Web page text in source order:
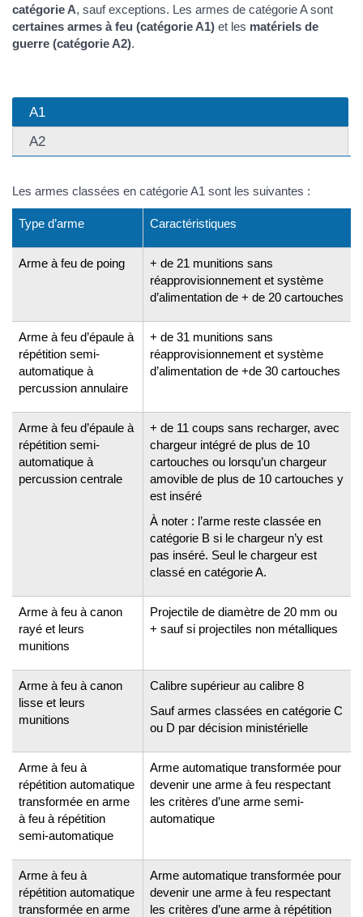
catégorie A, sauf exceptions. Les armes de catégorie A sont
certaines armes à feu (catégorie A1) et les matériels de
guerre (catégorie A2).
A1
A2
Les armes classées en catégorie A1 sont les suivantes :
Type d’arme Caractéristiques
Arme à feu de poing
+ de 21 munitions sans
réapprovisionnement et système
d’alimentation de + de 20 cartouches
Arme à feu d’épaule à
répétition semi-
automatique à
percussion annulaire
+ de 31 munitions sans
réapprovisionnement et système
d’alimentation de +de 30 cartouches
Arme à feu d’épaule à
répétition semi-
automatique à
percussion centrale
+ de 11 coups sans recharger, avec
chargeur intégré de plus de 10
cartouches ou lorsqu’un chargeur
amovible de plus de 10 cartouches y
est inséré
À noter : l’arme reste classée en
catégorie B si le chargeur n’y est
pas inséré. Seul le chargeur est
classé en catégorie A.
Arme à feu à canon
rayé et leurs
munitions
Projectile de diamètre de 20 mm ou
+ sauf si projectiles non métalliques
Arme à feu à canon
lisse et leurs
munitions
Calibre supérieur au calibre 8
Sauf armes classées en catégorie C
ou D par décision ministérielle
Arme à feu à
répétition automatique
transformée en arme
à feu à répétition
semi-automatique
Arme automatique transformée pour
devenir une arme à feu respectant
les critères d’une arme semi-
automatique
Arme à feu à
répétition automatique
transformée en arme
Arme automatique transformée pour
devenir une arme à feu respectant
les critères d’une arme à répétition